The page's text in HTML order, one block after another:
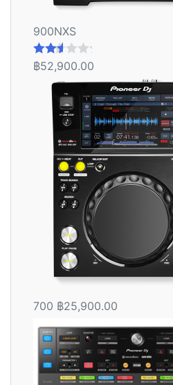
900NXS
ให้
คะแน
2.56
ตั้งแต่
คะแน
฿52,900.00
700 ฿25,900.00